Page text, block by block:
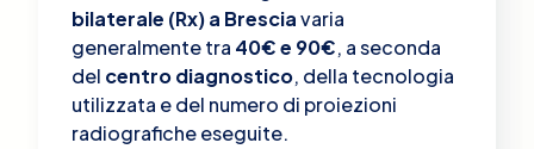
bilaterale (Rx) a Bresciavaria
generalmente tra 40€ e 90€, a seconda
del centro diagnostico, della tecnologia
utilizzata e del numero di proiezioni
radiografiche eseguite.